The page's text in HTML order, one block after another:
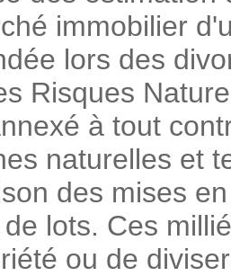
immobilier
lors des
Risques
à tout
naturelles et
des mises
lots. Ces
ou de